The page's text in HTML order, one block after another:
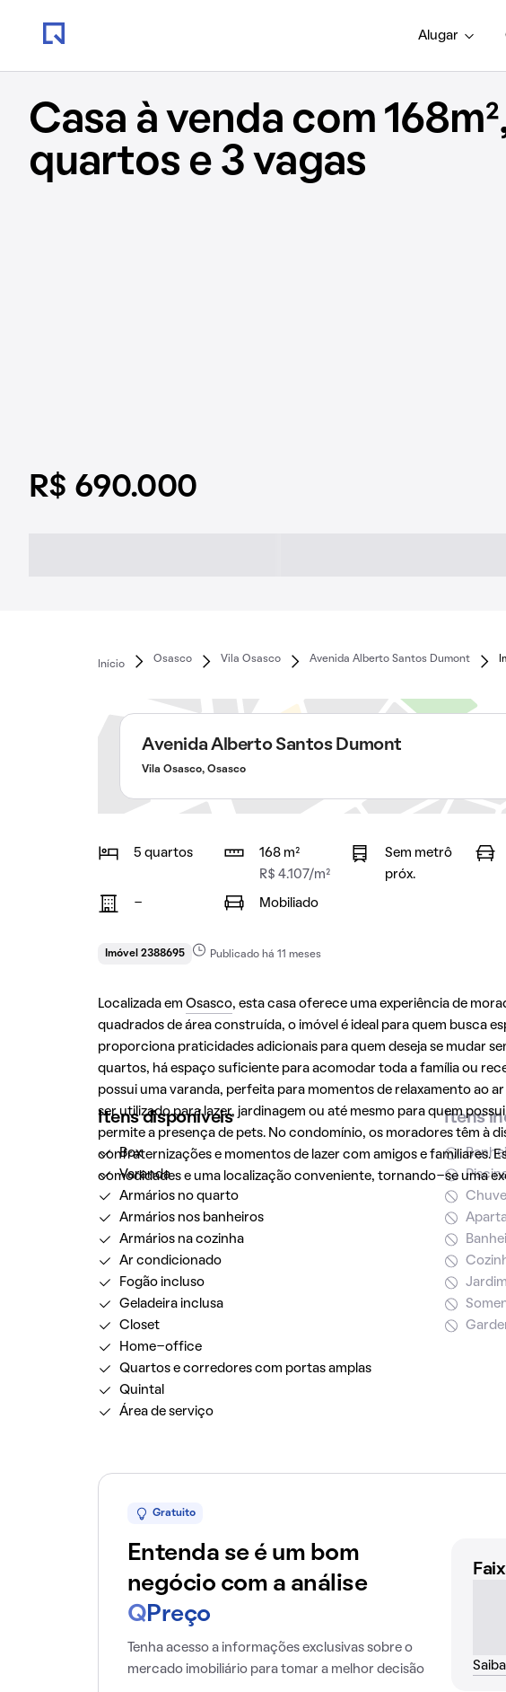
Alugar
Casa à venda com
quartos e 3 vagas
R$ 690.000
Início
Osasco Vila Osasco Avenida Alberto Santos Dumont
Avenida Alberto Santos Dumont
Vila Osasco, Osasco
5 quartos
168 m²
R$ 4.107/m²
Sem metrô
próx.
- Mobiliado
Imóvel 2388695 Publicado há 11 meses
Localizada em Osasco, esta casa oferece uma experiência de
quadrados de área construída, o imóvel é ideal para quem busca
proporciona praticidades adicionais para quem deseja se mudar
quartos, há espaço suficiente para acomodar toda a família ou
possui uma varanda, perfeita para momentos de relaxamento ao
ser utilizado para lazer, jardinagem ou até mesmo para quem
permite a presença de pets. No condomínio, os moradores têm à
confraternizações e momentos de lazer com amigos e familiares.
comodidades e uma localização conveniente, tornando-se uma
Itens disponíveis
Box
Varanda
Armários no quarto
Armários nos banheiros
Armários na cozinha
Ar condicionado
Fogão incluso
Geladeira inclusa
Closet
Home-office
Quartos e corredores com portas amplas
Quintal
Área de serviço
Itens
Jardim
Gratuito
Entenda se é um bom
negócio com a análise
Q Preço
Tenha acesso a informações exclusivas sobre o
mercado imobiliário para tomar a melhor decisão